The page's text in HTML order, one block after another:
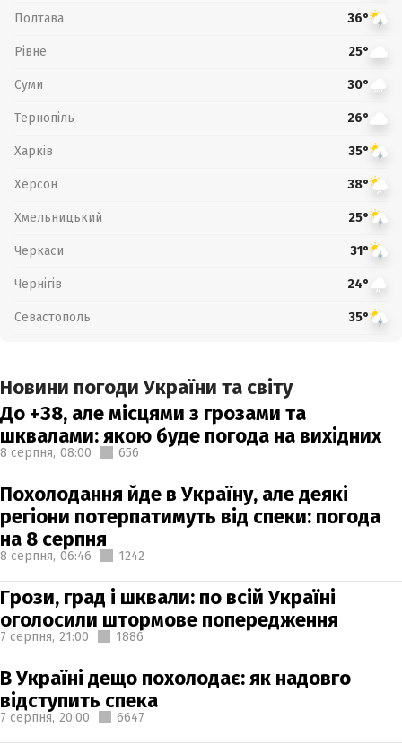
Полтава 36°
Рівне 25°
Суми 30°
Тернопіль 26°
Харків 35°
Херсон 38°
Хмельницький 25°
Черкаси 31°
Чернігів 24°
Севастополь 35°
Новини погоди України та світу
До +38, але місцями з грозами та
шквалами: якою буде погода на вихідних
8 серпня, 08:00 656
Похолодання йде в Україну, але деякі
регіони потерпатимуть від спеки: погода
на 8 серпня
8 серпня, 06:46 1242
Грози, град і шквали: по всій Україні
оголосили штормове попередження
7 серпня, 21:00 1886
В Україні дещо похолодає: як надовго
відступить спека
7 серпня, 20:00 6647